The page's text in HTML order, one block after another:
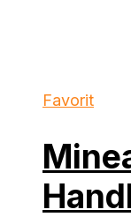
Favorit